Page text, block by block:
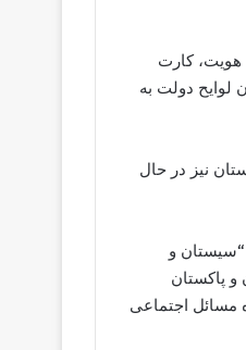
هویت، کارت
دولت به
نیز در حال
وی اظهار داشت: “سیستان و
خیز افغانستان و پاکستان
مسائل اجتماعی